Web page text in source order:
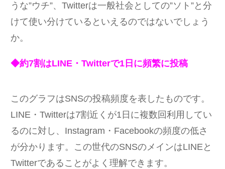
うな”ウチ”、Twitterは一般社会としての”ソト”と分
けて使い分けているといえるのではないでしょう
か。
◆約7割はLINE・Twitterで1日に頻繁に投稿
このグラフはSNSの投稿頻度を表したものです。
LINE・Twitterは7割近くが1日に複数回利用してい
るのに対し、Instagram・Facebookの頻度の低さ
が分かります。この世代のSNSのメインはLINEと
Twitterであることがよく理解できます。